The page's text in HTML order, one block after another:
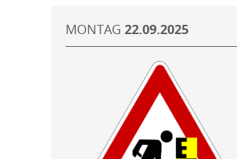
MONTAG 22.09.2025